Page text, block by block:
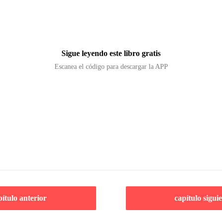
Sigue leyendo este libro gratis
Escanea el código para descargar la APP
anterior capítulo